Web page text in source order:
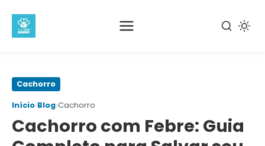
Pular
conteúdo
principal
Cachorro
Início›Blog›Cachorro
Cachorro com Febre: Guia